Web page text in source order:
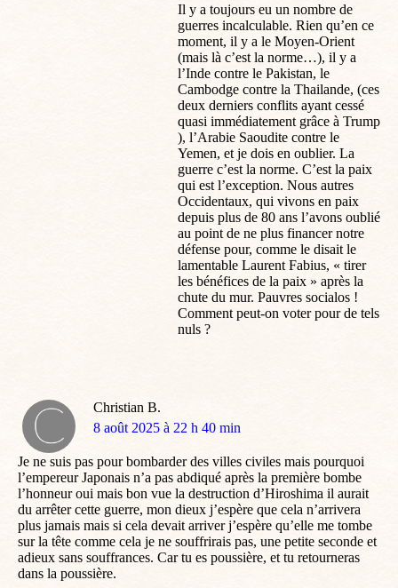
Il y a toujours eu un nombre de
guerres incalculable. Rien qu’en ce
moment, il y a le Moyen-Orient
(mais là c’est la norme…), il y a
l’Inde contre le Pakistan, le
Cambodge contre la Thailande, (ces
deux derniers conflits ayant cessé
quasi immédiatement grâce à Trump
), l’Arabie Saoudite contre le
Yemen, et je dois en oublier. La
guerre c’est la norme. C’est la paix
qui est l’exception. Nous autres
Occidentaux, qui vivons en paix
depuis plus de 80 ans l’avons oublié
au point de ne plus financer notre
défense pour, comme le disait le
lamentable Laurent Fabius, « tirer
les bénéfices de la paix » après la
chute du mur. Pauvres socialos !
Comment peut-on voter pour de tels
nuls ?
Christian B.
dit
8 août 2025 à 22 h 40 min
Je ne suis pas pour bombarder des villes civiles mais pourquoi
l’empereur Japonais n’a pas abdiqué après la première bombe
l’honneur oui mais bon vue la destruction d’Hiroshima il aurait
du arrêter cette guerre, mon dieux j’espère que cela n’arrivera
plus jamais mais si cela devait arriver j’espère qu’elle me tombe
sur la tête comme cela je ne souffrirais pas, une petite seconde et
adieux sans souffrances. Car tu es poussière, et tu retourneras
dans la poussière.